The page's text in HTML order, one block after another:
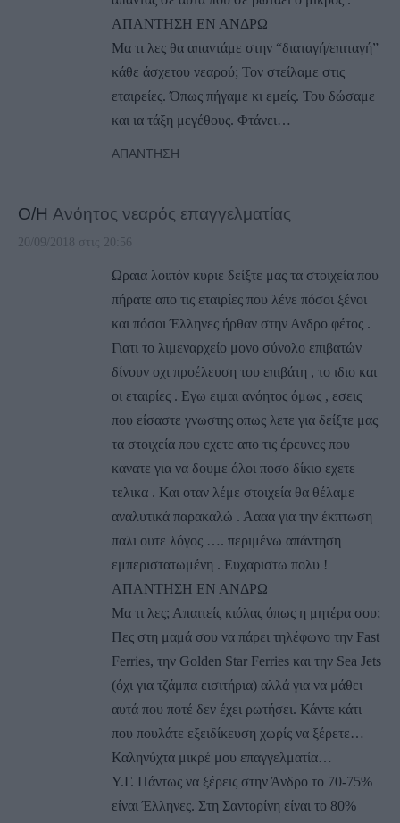
ΑΠΑΝΤΗΣΗ ΕΝ ΑΝΔΡΩ
Μα τι λες θα απαντάμε στην “διαταγή/επιταγή”
κάθε άσχετου νεαρού; Τον στείλαμε στις
εταιρείες. Όπως πήγαμε κι εμείς. Του δώσαμε
και ια τάξη μεγέθους. Φτάνει…
ΑΠΆΝΤΗΣΗ
Ο/Η Ανόητος νεαρός επαγγελματίας
20/09/2018 στις 20:56
Ωραια λοιπόν κυριε δείξτε μας τα στοιχεία που
πήρατε απο τις εταιρίες που λένε πόσοι ξένοι
και πόσοι Έλληνες ήρθαν στην Ανδρο φέτος .
Γιατι το λιμεναρχείο μονο σύνολο επιβατών
δίνουν οχι προέλευση του επιβάτη , το ιδιο και
οι εταιρίες . Εγω ειμαι ανόητος όμως , εσεις
που είσαστε γνωστης οπως λετε για δείξτε μας
τα στοιχεία που εχετε απο τις έρευνες που
κανατε για να δουμε όλοι ποσο δίκιο εχετε
τελικα . Και οταν λέμε στοιχεία θα θέλαμε
αναλυτικά παρακαλώ . Αααα για την έκπτωση
παλι ουτε λόγος …. περιμένω απάντηση
εμπεριστατωμένη . Ευχαριστω πολυ !
ΑΠΑΝΤΗΣΗ ΕΝ ΑΝΔΡΩ
Μα τι λες; Απαιτείς κιόλας όπως η μητέρα σου;
Πες στη μαμά σου να πάρει τηλέφωνο την Fast
Ferries, την Golden Star Ferries και την Sea Jets
(όχι για τζάμπα εισιτήρια) αλλά για να μάθει
αυτά που ποτέ δεν έχει ρωτήσει. Κάντε κάτι
που πουλάτε εξειδίκευση χωρίς να ξέρετε…
Καληνύχτα μικρέ μου επαγγελματία…
Υ.Γ. Πάντως να ξέρεις στην Άνδρο το 70-75%
είναι Έλληνες. Στη Σαντορίνη είναι το 80%